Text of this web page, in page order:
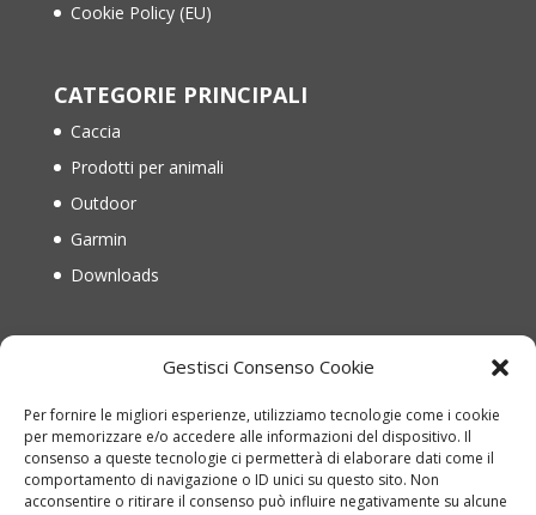
Gestisci Consenso Cookie
Per fornire le migliori esperienze, utilizziamo tecnologie come i cookie
per memorizzare e/o accedere alle informazioni del dispositivo. Il
consenso a queste tecnologie ci permetterà di elaborare dati come il
comportamento di navigazione o ID unici su questo sito. Non
acconsentire o ritirare il consenso può influire negativamente su alcune
Cookie Policy (EU)
CATEGORIE PRINCIPALI
Caccia
Prodotti per animali
Outdoor
Garmin
Downloads
IL MIO ACCOUNT
Recupera password
Carrello
Richiesta di reso